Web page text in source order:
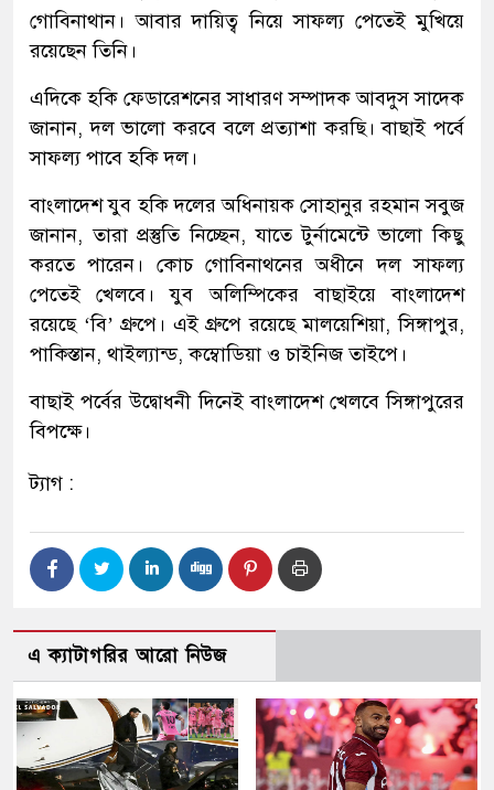
গোবিনাথান। আবার দায়িত্ব নিয়ে সাফল্য পেতেই মুখিয়ে
রয়েছেন তিনি।
এদিকে হকি ফেডারেশনের সাধারণ সম্পাদক আবদুস সাদেক
জানান, দল ভালো করবে বলে প্রত্যাশা করছি। বাছাই পর্বে
সাফল্য পাবে হকি দল।
বাংলাদেশ যুব হকি দলের অধিনায়ক সোহানুর রহমান সবুজ
জানান, তারা প্রস্তুতি নিচ্ছেন, যাতে টুর্নামেন্টে ভালো কিছু
করতে পারেন। কোচ গোবিনাথনের অধীনে দল সাফল্য
পেতেই খেলবে। যুব অলিম্পিকের বাছাইয়ে বাংলাদেশ
রয়েছে ‘বি’ গ্রুপে। এই গ্রুপে রয়েছে মালয়েশিয়া, সিঙ্গাপুর,
পাকিস্তান, থাইল্যান্ড, কম্বোডিয়া ও চাইনিজ তাইপে।
বাছাই পর্বের উদ্বোধনী দিনেই বাংলাদেশ খেলবে সিঙ্গাপুরের
বিপক্ষে।
ট্যাগ :
এ ক্যাটাগরির আরো নিউজ